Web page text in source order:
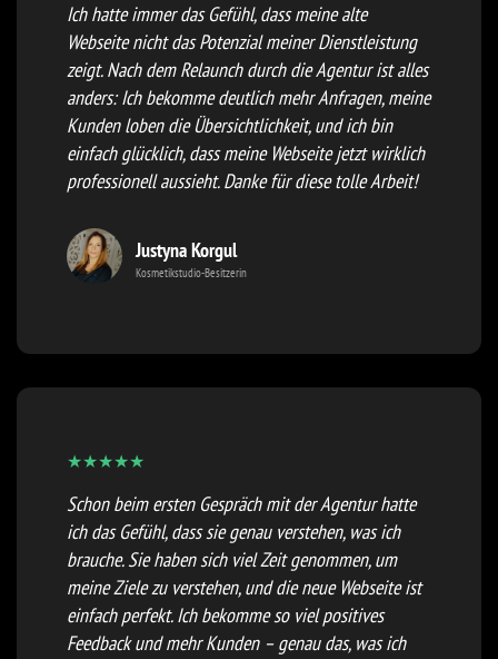
Ich hatte immer das Gefühl, dass meine alte
Webseite nicht das Potenzial meiner Dienstleistung
zeigt. Nach dem Relaunch durch die Agentur ist alles
anders: Ich bekomme deutlich mehr Anfragen, meine
Kunden loben die Übersichtlichkeit, und ich bin
einfach glücklich, dass meine Webseite jetzt wirklich
professionell aussieht. Danke für diese tolle Arbeit!
Justyna Korgul
Kosmetikstudio-Besitzerin
★★★★★
Schon beim ersten Gespräch mit der Agentur hatte
ich das Gefühl, dass sie genau verstehen, was ich
brauche. Sie haben sich viel Zeit genommen, um
meine Ziele zu verstehen, und die neue Webseite ist
einfach perfekt. Ich bekomme so viel positives
Feedback und mehr Kunden – genau das, was ich